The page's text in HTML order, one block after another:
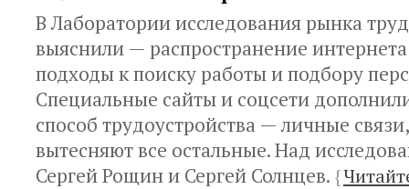
В Лаборатории исследования рынка
выяснили — распространение
подходы к поиску работы и подбору
Специальные сайты и соцсети
способ трудоустройства — личные
вытесняют все остальные. Над
Сергей Рощин и Сергей Солнцев. {